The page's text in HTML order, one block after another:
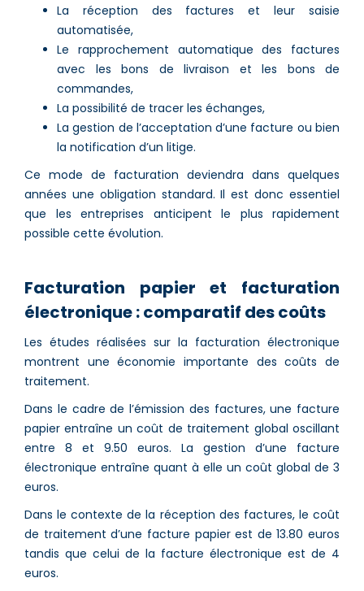
La réception des factures et leur saisie
automatisée,
Le rapprochement automatique des factures
avec les bons de livraison et les bons de
commandes,
La possibilité de tracer les échanges,
La gestion de l’acceptation d’une facture ou bien
la notification d’un litige.
Ce mode de facturation deviendra dans quelques
années une obligation standard. Il est donc essentiel
que les entreprises anticipent le plus rapidement
possible cette évolution.
Facturation papier et facturation
électronique : comparatif des coûts
Les études réalisées sur la facturation électronique
montrent une économie importante des coûts de
traitement.
Dans le cadre de l’émission des factures, une facture
papier entraîne un coût de traitement global oscillant
entre 8 et 9.50 euros. La gestion d’une facture
électronique entraîne quant à elle un coût global de 3
euros.
Dans le contexte de la réception des factures, le coût
de traitement d’une facture papier est de 13.80 euros
tandis que celui de la facture électronique est de 4
euros.